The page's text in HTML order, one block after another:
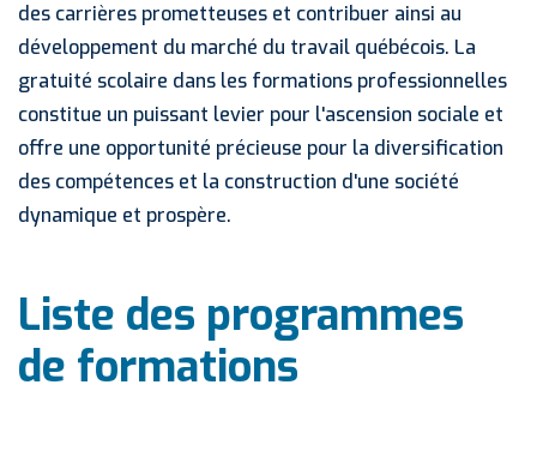
des carrières prometteuses et contribuer ainsi au
développement du marché du travail québécois. La
gratuité scolaire dans les formations professionnelles
constitue un puissant levier pour l'ascension sociale et
offre une opportunité précieuse pour la diversification
des compétences et la construction d'une société
dynamique et prospère.
Liste des programmes
de formations